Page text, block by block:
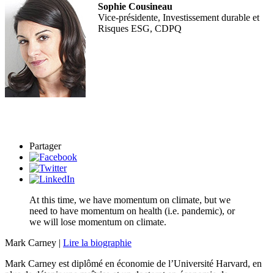
Sophie Cousineau
Vice-présidente, Investissement durable et
Risques ESG, CDPQ
Partager
At this time, we have momentum on climate, but we
need to have momentum on health (i.e. pandemic), or
we will lose momentum on climate.
Mark Carney | Lire la biographie
Mark Carney est diplômé en économie de l’Université Harvard, en